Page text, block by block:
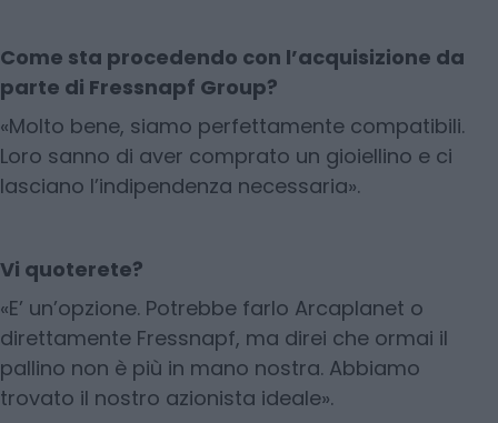
Come sta procedendo con l’acquisizione da
parte di Fressnapf Group?
«Molto bene, siamo perfettamente compatibili.
Loro sanno di aver comprato un gioiellino e ci
lasciano l’indipendenza necessaria».
Vi quoterete?
«E’ un’opzione. Potrebbe farlo Arcaplanet o
direttamente Fressnapf, ma direi che ormai il
pallino non è più in mano nostra. Abbiamo
trovato il nostro azionista ideale».